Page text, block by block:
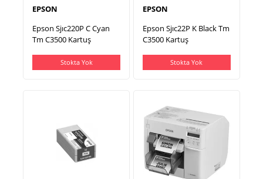
EPSON
Epson Sjıc220P C Cyan
Tm C3500 Kartuş
Stokta Yok
EPSON
Epson Sjıc22P K Black Tm
C3500 Kartuş
Stokta Yok